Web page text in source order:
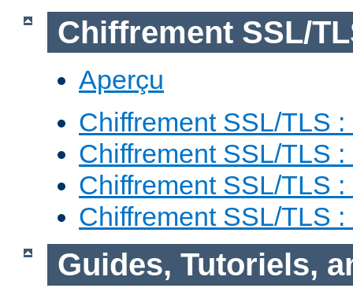
Chiffrement SSL/
Aperçu
Chiffrement SSL/TLS
Chiffrement SSL/TLS
Chiffrement SSL/TLS
Chiffrement SSL/TLS :
Guides, Tutoriels,